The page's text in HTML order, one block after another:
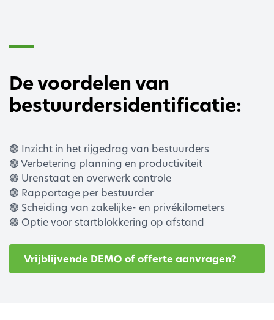
De voordelen van
bestuurdersidentificatie:
🟢 Inzicht in het rijgedrag van bestuurders
🟢 Verbetering planning en productiviteit
🟢 Urenstaat en overwerk controle
🟢 Rapportage per bestuurder
🟢 Scheiding van zakelijke- en privékilometers
🟢 Optie voor startblokkering op afstand
Vrijblijvende DEMO of offerte aanvragen?